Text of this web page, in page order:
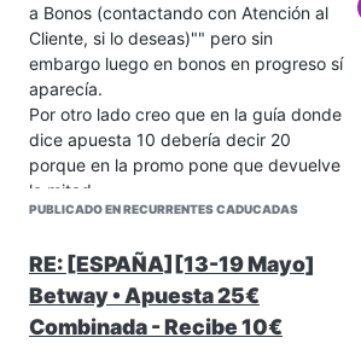
a Bonos (contactando con Atención al
Cliente, si lo deseas)"" pero sin
embargo luego en bonos en progreso sí
aparecía.
Por otro lado creo que en la guía donde
dice apuesta 10 debería decir 20
porque en la promo pone que devuelve
la mitad.
PUBLICADO EN RECURRENTES CADUCADAS
RE: [ESPAÑA][13-19 Mayo]
Betway • Apuesta 25€
Combinada - Recibe 10€